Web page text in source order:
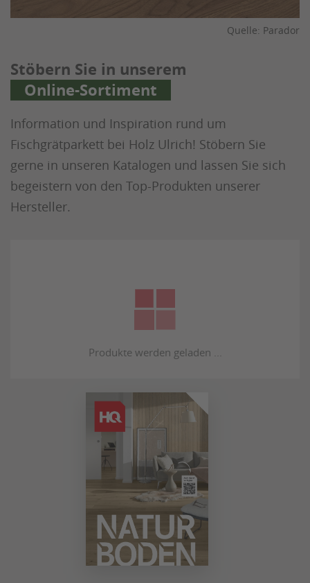
Quelle: Parador
Stöbern Sie in unserem
Online-Sortiment
Information und Inspiration rund um
Fischgrätparkett bei Holz Ulrich! Stöbern Sie
gerne in unseren Katalogen und lassen Sie sich
begeistern von den Top-Produkten unserer
Hersteller.